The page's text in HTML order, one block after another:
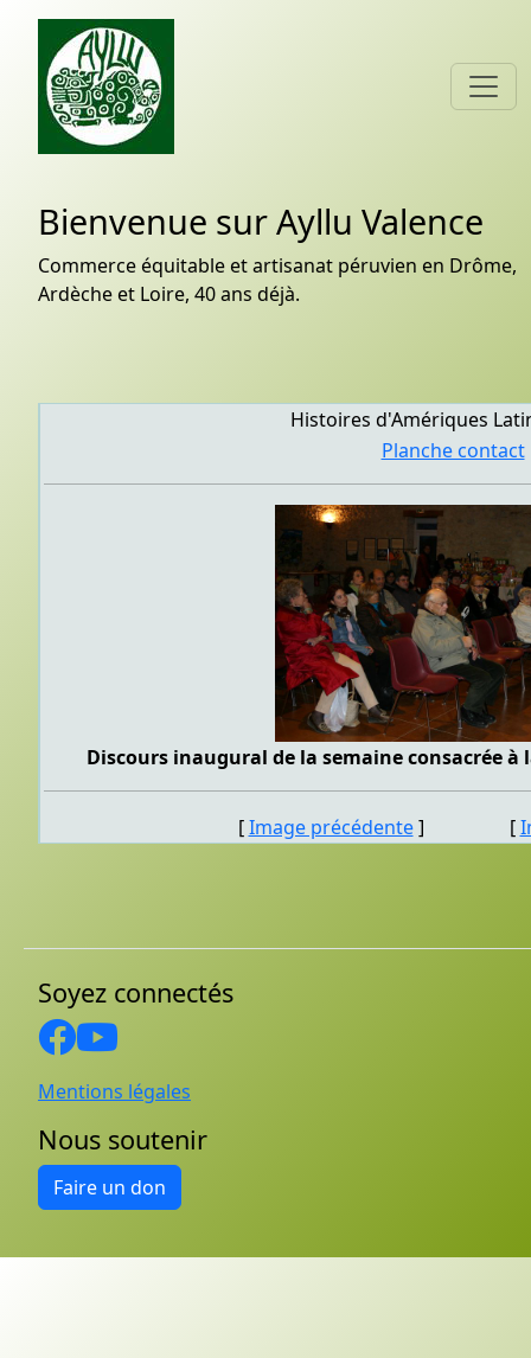
Bienvenue sur Ayllu Valence
Commerce équitable et artisanat péruvien en Drôme,
Ardèche et Loire, 40 ans déjà.
Histoires d'Amériques
Planche contact
Discours inaugural de la semaine consacrée
[Image précédente] [
Soyez connectés
Mentions légales
Nous soutenir
Faire un don